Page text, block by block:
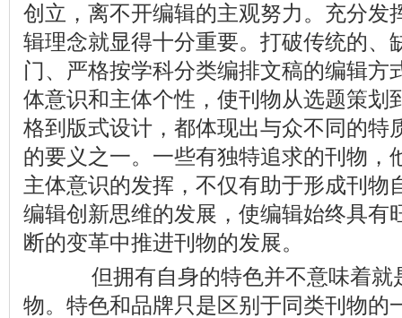
创立，离不开编辑的主观努力。充分发
辑理念就显得十分重要。打破传统的、
门、严格按学科分类编排文稿的编辑方
体意识和主体个性，使刊物从选题策划
格到版式设计，都体现出与众不同的特
的要义之一。一些有独特追求的刊物，
主体意识的发挥，不仅有助于形成刊物
编辑创新思维的发展，使编辑始终具有
断的变革中推进刊物的发展。
但拥有自身的特色并不意味着就
物。特色和品牌只是区别于同类刊物的